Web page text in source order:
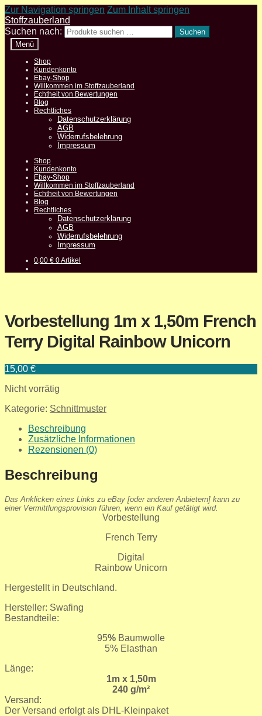
Zur Navigation springen Zum Inhalt springen
Stoffzauberland
Suchen nach:
Suchen
Menü
Shop
Kundenkonto
Ebay-Shop
Willkommen im Stoffzauberland
Echtheit von Bewertungen
Blog
Rechtliches
Datenschutzerklärung
AGB
Widerrufsbelehrung
Impressum
Shop
Kundenkonto
Ebay-Shop
Willkommen im Stoffzauberland
Echtheit von Bewertungen
Blog
Rechtliches
Datenschutzerklärung
AGB
Widerrufsbelehrung
Impressum
0,00€ 0 Artikel
Vorbestellung 1m x 1,50m French
Terry Digital Rainbow Unicorn
15,00 €
Nicht vorrätig
Kategorie: Schnittmuster
Beschreibung
Zusätzliche Informationen
Rezensionen (0)
Beschreibung
Das Anklicken eines Links zu eBay [oder anderen Anbietern] kann zu
einer Vermittlungsprovision führen, wenn ein Kauf getätigt wird.
Vorbestellung
French Terry
Digital
Rainbow Unicorn
Hergestellt in Deutschland.
Hersteller: Swafing
Bestandteile:
95% Baumwolle
5% Elasthan
Länge:
1m x 1,50m
240 g/m²
Versand:
Der Versand erfolgt als DHL-Kleinpaket